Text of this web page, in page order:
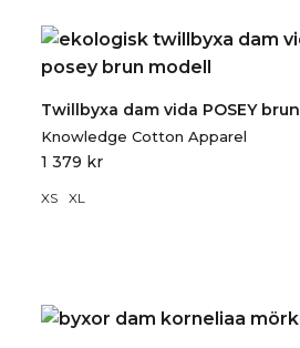
Twillbyxa dam vida POSEY brun
Knowledge Cotton Apparel
1 379 kr
XS XL